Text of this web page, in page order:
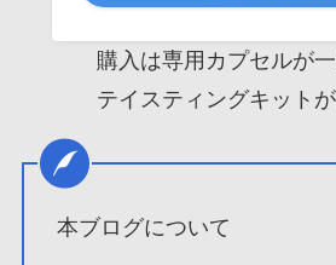
購入は専用カプセルが
テイスティングキットが
本ブログについて